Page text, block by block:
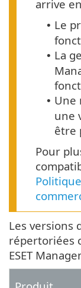
arrive
• Le
• La
• Une
une
être
Pour
Les versions
répertoriées
ESET